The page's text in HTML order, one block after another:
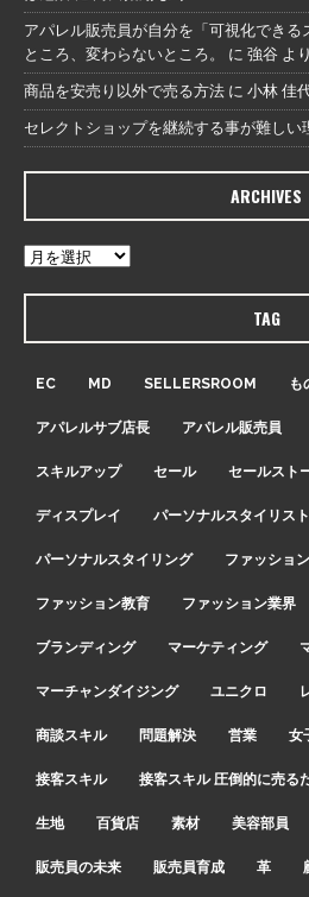
アパレル販売員が自分を「可視化でき
ところ、変わらないところ。
に 強谷 より
商品を安売り以外で売る方法 に 小林 佳
セレクトショップを継続する事が難しい
ARCHIVES
TAG
EC MD SELLERSROOM も
アパレルサブ店長 アパレル販売員
スキルアップ セール セールスト
ディスプレイ パーソナルスタイリスト
パーソナルスタイリング ファッション
ファッション教育 ファッション業界
ブランディング マーケティング
マーチャンダイジング ユニクロ
商談スキル 問題解決 営業 女
接客スキル 接客スキル 圧倒的に売る
生地 百貨店 素材 美容部員
販売員の未来 販売員育成 革